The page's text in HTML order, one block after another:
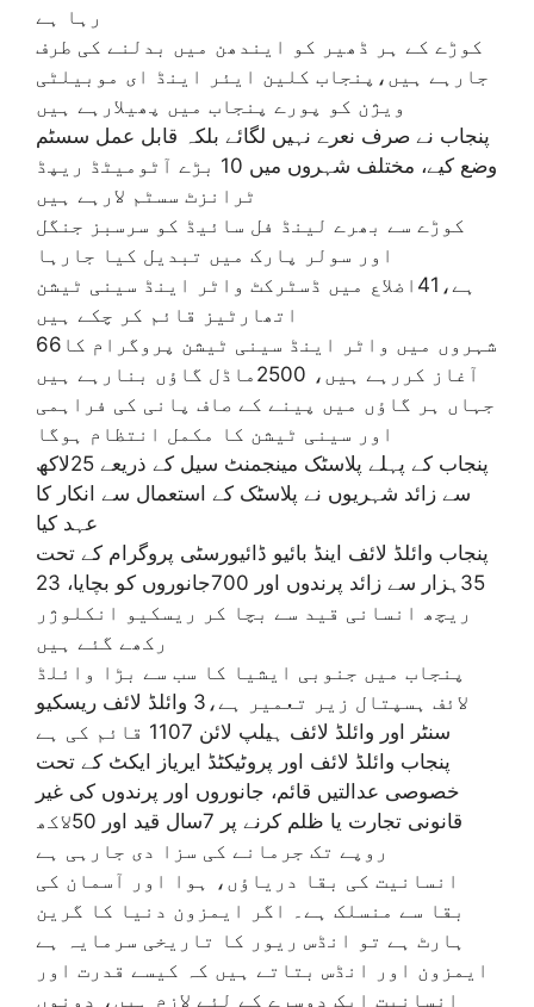
رہا ہے
کوڑے کے ہر ڈھیر کو ایندھن میں بدلنے کی طرف
جارہے ہیں،پنجاب کلین ایئر اینڈ ای موبیلٹی
ویژن کو پورے پنجاب میں پھیلارہے ہیں
پنجاب نے صرف نعرے نہیں لگائے بلکہ قابل عمل سسٹم
وضع کیے، مختلف شہروں میں 10 بڑے آٹومیٹڈ ریپڈ
ٹرانزٹ سسٹم لارہے ہیں
کوڑے سے بھرے لینڈ فل سائیڈ کو سرسبز جنگل
اور سولر پارک میں تبدیل کیا جارہا
ہے،41اضلاع میں ڈسٹرکٹ واٹر اینڈ سینی ٹیشن
اتھارٹیز قائم کر چکے ہیں
66شہروں میں واٹر اینڈ سینی ٹیشن پروگرام کا
آغاز کررہے ہیں، 2500ماڈل گاؤں بنارہے ہیں
جہاں ہر گاؤں میں پینے کے صاف پانی کی فراہمی
اور سینی ٹیشن کا مکمل انتظام ہوگا
پنجاب کے پہلے پلاسٹک مینجمنٹ سیل کے ذریعے 25لاکھ
سے زائد شہریوں نے پلاسٹک کے استعمال سے انکار کا
عہد کیا
پنجاب وائلڈ لائف اینڈ بائیو ڈائیورسٹی پروگرام کے تحت
35ہزار سے زائد پرندوں اور 700جانوروں کو بچایا، 23
ریچھ انسانی قید سے بچا کر ریسکیو انکلوژر
رکھے گئے ہیں
پنجاب میں جنوبی ایشیا کا سب سے بڑا وائلڈ
لائف ہسپتال زیر تعمیر ہے،3 وائلڈ لائف ریسکیو
سنٹر اور وائلڈ لائف ہیلپ لائن 1107 قائم کی ہے
پنجاب وائلڈ لائف اور پروٹیکٹڈ ایریاز ایکٹ کے تحت
خصوصی عدالتیں قائم، جانوروں اور پرندوں کی غیر
قانونی تجارت یا ظلم کرنے پر 7سال قید اور 50لاکھ
روپے تک جرمانے کی سزا دی جارہی ہے
انسانیت کی بقا دریاؤں، ہوا اور آسمان کی
بقا سے منسلک ہے۔ اگر ایمزون دنیا کا گرین
ہارٹ ہے تو انڈس ریور کا تاریخی سرمایہ ہے
ایمزون اور انڈس بتاتے ہیں کہ کیسے قدرت اور
انسانیت ایک دوسرے کے لئے لازم ہیں، دونوں